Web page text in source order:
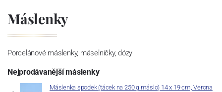
Máslenky
Porcelánové máslenky, máselničky, dózy
Nejprodávanější máslenky
Máslenka spodek (tácek na 250 g máslo) 14 x 19 cm, Verona